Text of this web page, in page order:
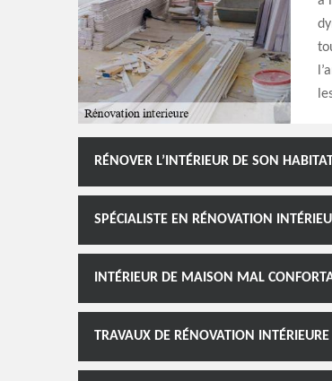
RÉNOVER L’INTÉRIEUR DE SON
SPÉCIALISTE EN RÉNOVATION
INTÉRIEUR DE MAISON MAL
TRAVAUX DE RÉNOVATION INTÉRIEURE